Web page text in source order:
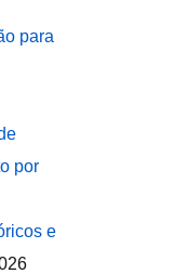
para
por
e